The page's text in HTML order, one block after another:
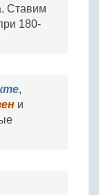
Ставим
180-
,
и